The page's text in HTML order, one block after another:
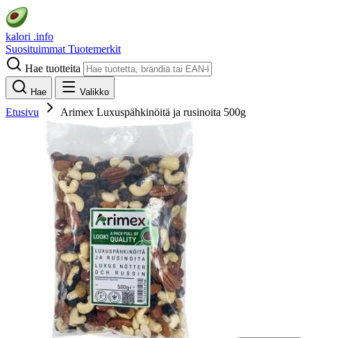
kalori .info
Suosituimmat Tuotemerkit
Hae tuotteita
Hae Valikko
Etusivu Arimex Luxuspähkinöitä ja rusinoita 500g